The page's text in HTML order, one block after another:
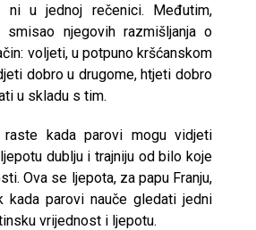
ni u jednoj rečenici. Međutim,
smisao njegovih razmišljanja o
voljeti, u potpuno kršćanskom
dobro u drugome, htjeti dobro
u skladu s tim.
raste kada parovi mogu vidjeti
dublju i trajniju od bilo koje
Ova se ljepota, za papu Franju,
kada parovi nauče gledati jedni
vrijednost i ljepotu.